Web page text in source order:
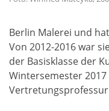
Berlin Malerei und
Von 2012-2016 war
der Basisklasse der
Wintersemester